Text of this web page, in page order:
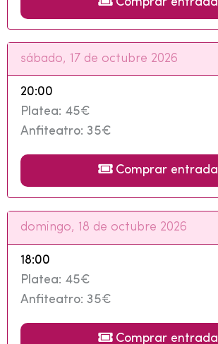
sábado, 17 de octubre 2026
20:00
Platea: 45€
Anfiteatro: 35€
Comprar entrada
domingo, 18 de octubre 2026
18:00
Platea: 45€
Anfiteatro: 35€
Comprar entrada